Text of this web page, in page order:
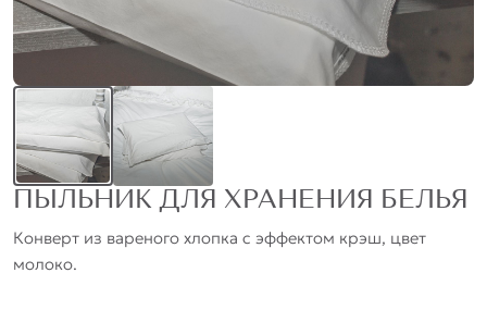
ПЫЛЬНИК ДЛЯ ХРАНЕНИЯ БЕЛЬЯ
Конверт из вареного хлопка с эффектом крэш, цвет
молоко.